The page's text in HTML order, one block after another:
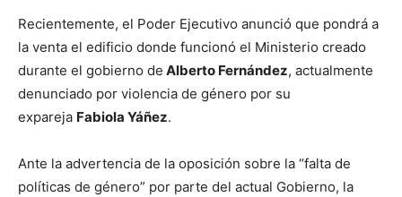
Recientemente, el Poder Ejecutivo anunció que pondrá a
la venta el edificio donde funcionó el Ministerio creado
durante el gobierno de Alberto Fernández, actualmente
denunciado por violencia de género por su
expareja Fabiola Yáñez.
Ante la advertencia de la oposición sobre la “falta de
políticas de género” por parte del actual Gobierno, la